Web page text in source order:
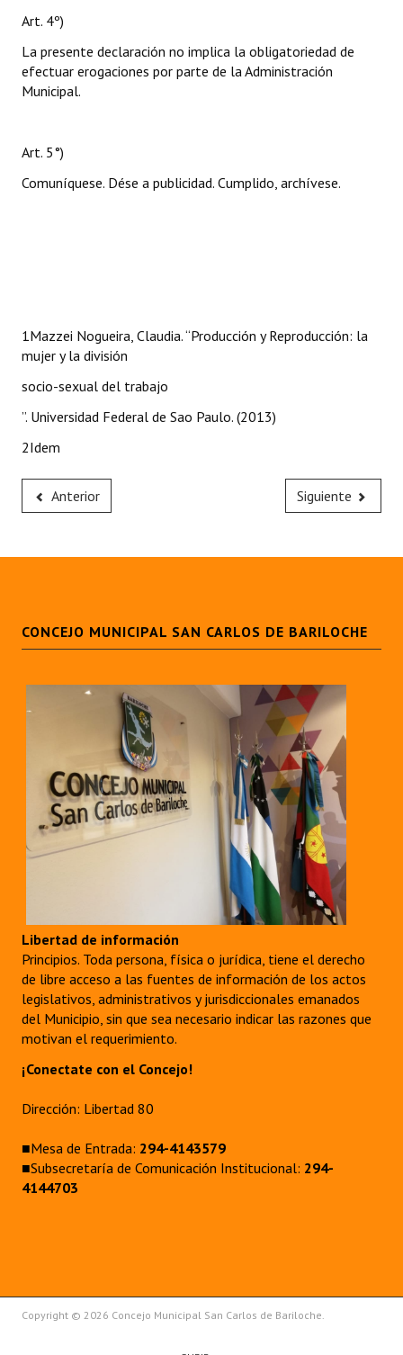
Art. 4º)
La presente declaración no implica la obligatoriedad de
efectuar erogaciones por parte de la Administración
Municipal.
Art. 5°)
Comuníquese. Dése a publicidad. Cumplido, archívese.
1Mazzei Nogueira, Claudia. “Producción y Reproducción: la
mujer y la división
socio-sexual del trabajo
”. Universidad Federal de Sao Paulo. (2013)
2Idem
Anterior Siguiente
CONCEJO MUNICIPAL SAN CARLOS DE BARILOCHE
Libertad de información
Principios. Toda persona, física o jurídica, tiene el derecho
de libre acceso a las fuentes de información de los actos
legislativos, administrativos y jurisdiccionales emanados
del Municipio, sin que sea necesario indicar las razones que
motivan el requerimiento.
¡Conectate con el Concejo!
Dirección: Libertad 80
■Mesa de Entrada: 294-4143579
■Subsecretaría de Comunicación Institucional: 294-
4144703
Copyright © 2026 Concejo Municipal San Carlos de Bariloche.